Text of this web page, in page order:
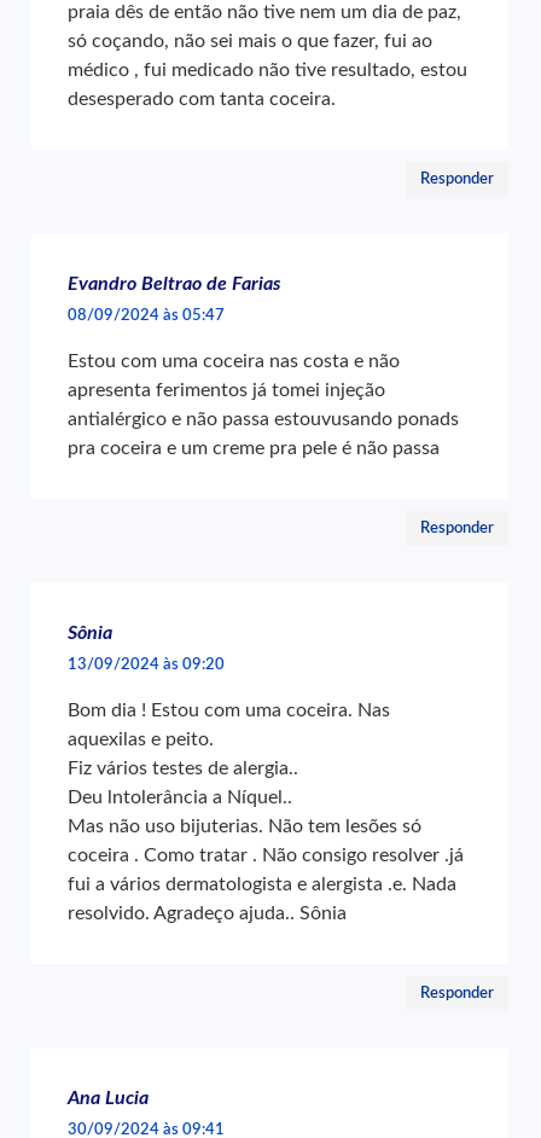
praia dês de então não tive nem um dia de paz,
só coçando, não sei mais o que fazer, fui ao
médico , fui medicado não tive resultado, estou
desesperado com tanta coceira.
Responder
Evandro Beltrao de Farias
08/09/2024 às 05:47
Estou com uma coceira nas costa e não
apresenta ferimentos já tomei injeção
antialérgico e não passa estouvusando ponads
pra coceira e um creme pra pele é não passa
Responder
Sônia
13/09/2024 às 09:20
Bom dia ! Estou com uma coceira. Nas
aquexilas e peito.
Fiz vários testes de alergia..
Deu lntolerância a Níquel..
Mas não uso bijuterias. Não tem lesões só
coceira . Como tratar . Não consigo resolver .já
fui a vários dermatologista e alergista .e. Nada
resolvido. Agradeço ajuda.. Sônia
Responder
Ana Lucia
30/09/2024 às 09:41